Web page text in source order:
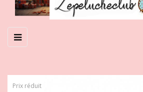
Basculer
la
☰
Prix réduit